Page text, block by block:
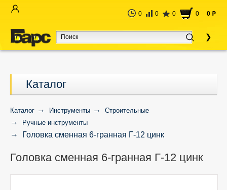
0 0 0 0 0 руб
Каталог
Каталог Инструменты
Строительные
Ручные инструменты
Головка сменная 6-гранная Г-12 цинк
Головка сменная 6-гранная Г-12 цинк